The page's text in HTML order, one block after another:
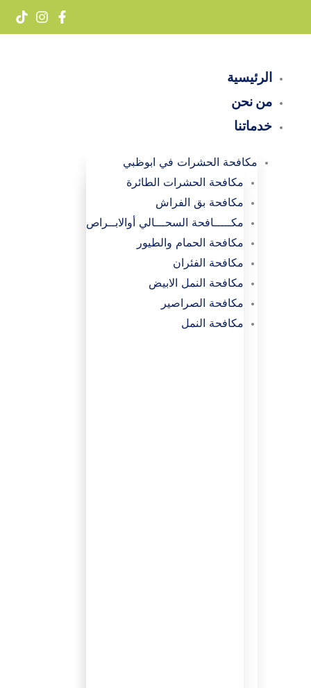
الرئيسية
من نحن
خدماتنا
مكافحة الحشرات في ابوظبي
مكافحة الحشرات الطائرة
مكافحة بق الفراش
مكـــــافحة السحـــالي أوالابــراص
مكافحة الحمام والطيور
مكافحة الفئران
مكافحة النمل الابيض
مكافحة الصراصير
مكافحة النمل